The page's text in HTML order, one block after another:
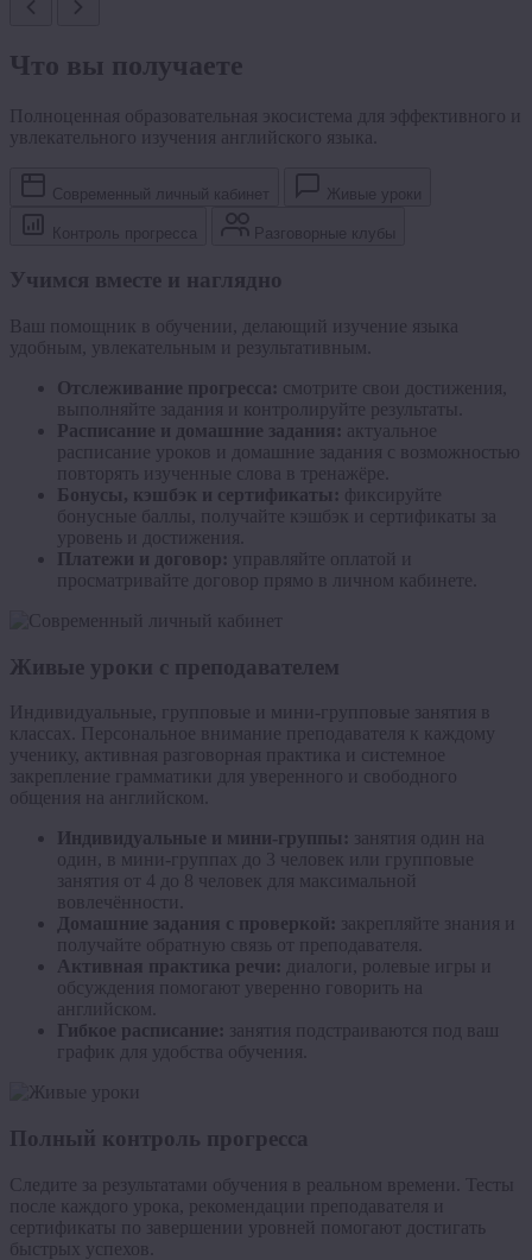
Что вы получаете
Полноценная образовательная экосистема для эффективного и
увлекательного изучения английского языка.
Учимся вместе и наглядно
Ваш помощник в обучении, делающий изучение языка
удобным, увлекательным и результативным.
Отслеживание прогресса: смотрите свои достижения,
выполняйте задания и контролируйте результаты.
Расписание и домашние задания: актуальное
расписание уроков и домашние задания с возможностью
повторять изученные слова в тренажёре.
Бонусы, кэшбэк и сертификаты: фиксируйте
бонусные баллы, получайте кэшбэк и сертификаты за
уровень и достижения.
Платежи и договор: управляйте оплатой и
просматривайте договор прямо в личном кабинете.
Живые уроки с преподавателем
Индивидуальные, групповые и мини-групповые занятия в
классах. Персональное внимание преподавателя к каждому
ученику, активная разговорная практика и системное
закрепление грамматики для уверенного и свободного
общения на английском.
Индивидуальные и мини-группы:
занятия один на
один, в мини-группах до 3 человек или групповые
занятия от 4 до 8 человек для максимальной
вовлечённости.
Домашние задания с проверкой:
закрепляйте знания и
получайте обратную связь от преподавателя.
Активная практика речи:
диалоги, ролевые игры и
обсуждения помогают уверенно говорить на
английском.
Гибкое расписание:
занятия подстраиваются под ваш
график для удобства обучения.
Полный контроль прогресса
Следите за результатами обучения в реальном времени. Тесты
после каждого урока, рекомендации преподавателя и
сертификаты по завершении уровней помогают достигать
быстрых успехов.